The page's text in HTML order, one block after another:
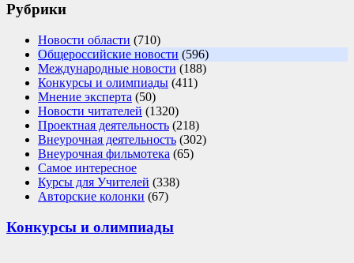
Рубрики
Новости области (710)
Общероссийские новости (596)
Международные новости (188)
Конкурсы и олимпиады (411)
Мнение эксперта (50)
Новости читателей (1320)
Проектная деятельность (218)
Внеурочная деятельность (302)
Внеурочная фильмотека (65)
Самое интересное
Курсы для Учителей (338)
Авторские колонки (67)
Конкурсы и олимпиады